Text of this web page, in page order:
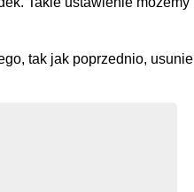
tak jak poprzednio,